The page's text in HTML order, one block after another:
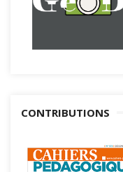
CONTRIBUTIONS